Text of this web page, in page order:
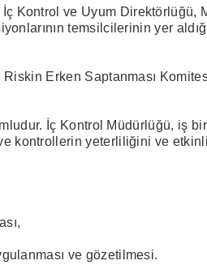
Kontrol ve Uyum Direktörlüğü,
temsilcilerinin yer
Erken Saptanması
İç Kontrol Müdürlüğü, iş
kontrollerin yeterliliğini ve
ve gözetilmesi.